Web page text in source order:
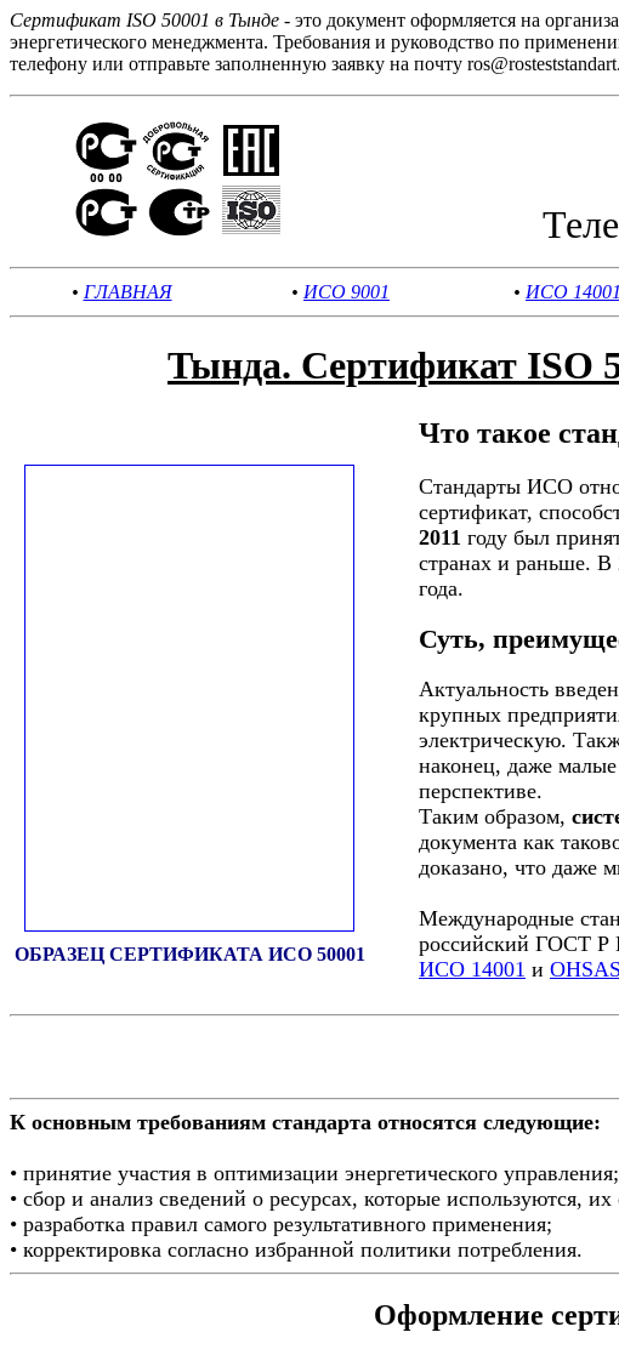
Сертификат ISO 50001 в Тынде - это документ оформляется на
энергетического менеджмента. Требования и руководство по
телефону или отправьте заполненную заявку на почту
• ГЛАВНАЯ • ИСО 9001 • ИСО 14001
Тында. Сертификат ISO
ОБРАЗЕЦ СЕРТИФИКАТА ИСО 50001
Что такое
Стандарты ИСО
сертификат,
2011 году был
странах и раньше. В
года.
Суть,
Актуальность
крупных
электрическую.
наконец, даже малые
перспективе.
Таким образом,
документа как
доказано, что даже
Международные
российский ГОСТ Р
ИСО 14001 и
К основным требованиям стандарта относятся следующие:
• принятие участия в оптимизации энергетического управления;
• сбор и анализ сведений о ресурсах, которые используются, их
• разработка правил самого результативного применения;
• корректировка согласно избранной политики потребления.
Оформление